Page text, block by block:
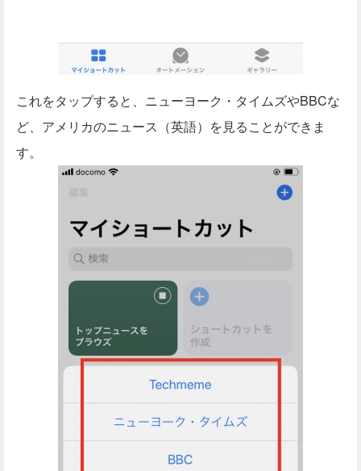
これをタップすると、ニューヨーク・タイムズやBBCな
ど、アメリカのニュース（英語）を見ることができま
す。